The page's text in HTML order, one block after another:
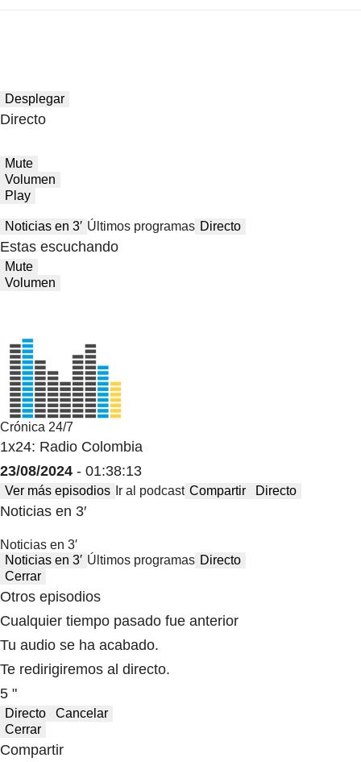
Desplegar
Directo
Mute
Volumen
Play
Noticias en 3′ Últimos programas Directo
Estas escuchando
Mute
Volumen
Crónica 24/7
1x24: Radio Colombia
23/08/2024 - 01:38:13
Ver más episodios Ir al podcast Compartir Directo
Noticias en 3′
Noticias en 3′
Noticias en 3′ Últimos programas Directo
Cerrar
Otros episodios
Cualquier tiempo pasado fue anterior
Tu audio se ha acabado.
Te redirigiremos al directo.
5 "
Directo
Cancelar
Cerrar
Compartir